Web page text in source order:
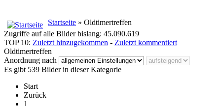
Startseite » Oldtimertreffen
Zugriffe auf alle Bilder bislang: 45.090.619
TOP 10: Zuletzt hinzugekommen - Zuletzt kommentiert
Oldtimertreffen
Anordnung nach
Es gibt 539 Bilder in dieser Kategorie
Start
Zurück
1